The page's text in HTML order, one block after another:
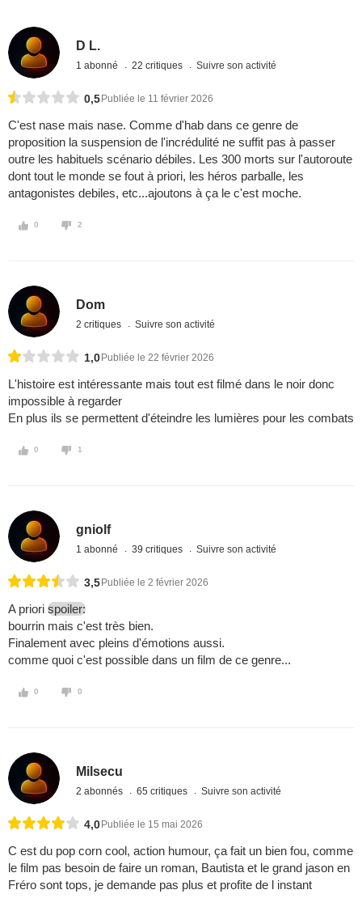
D L.
1 abonné 22 critiques Suivre son activité
0,5 Publiée le 11 février 2026
C'est nase mais nase. Comme d'hab dans ce genre de
proposition la suspension de l'incrédulité ne suffit pas à passer
outre les habituels scénario débiles. Les 300 morts sur l'autoroute
dont tout le monde se fout à priori, les héros parballe, les
antagonistes debiles, etc...ajoutons à ça le c'est moche.
0 2
Dom
2 critiques Suivre son activité
1,0 Publiée le 22 février 2026
L'histoire est intéressante mais tout est filmé dans le noir donc
impossible à regarder
En plus ils se permettent d'éteindre les lumières pour les combats
0 1
gniolf
1 abonné 39 critiques Suivre son activité
3,5 Publiée le 2 février 2026
A priori spoiler:
bourrin mais c'est très bien.
Finalement avec pleins d'émotions aussi.
comme quoi c'est possible dans un film de ce genre...
0 0
Milsecu
2 abonnés 65 critiques Suivre son activité
4,0 Publiée le 15 mai 2026
C est du pop corn cool, action humour, ça fait un bien fou, comme
le film pas besoin de faire un roman, Bautista et le grand jason en
Fréro sont tops, je demande pas plus et profite de l instant